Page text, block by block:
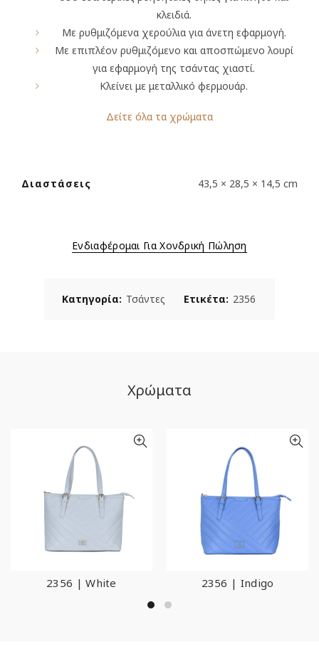
κλειδιά.
Με ρυθμιζόμενα χερούλια για άνετη εφαρμογή.
Με επιπλέον ρυθμιζόμενο και αποσπώμενο λουρί
για εφαρμογή της τσάντας χιαστί.
Κλείνει με μεταλλικό φερμουάρ.
Δείτε όλα τα χρώματα
Διαστάσεις 43,5 × 28,5 × 14,5 cm
Ενδιαφέρομαι Για Χονδρική Πώληση
Κατηγορία: Τσάντες Ετικέτα: 2356
Χρώματα
2356 | White 2356 | Indigo